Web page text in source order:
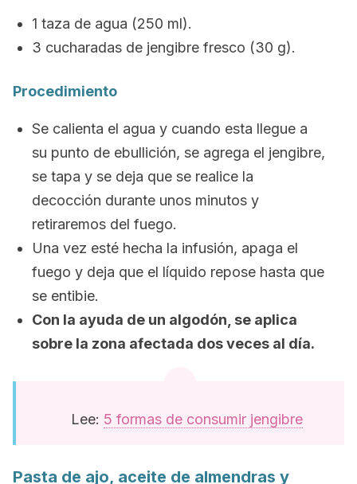
1 taza de agua (250 ml).
3 cucharadas de jengibre fresco (30 g).
Procedimiento
Se calienta el agua y cuando esta llegue a
su punto de ebullición, se agrega el jengibre,
se tapa y se deja que se realice la
decocción durante unos minutos y
retiraremos del fuego.
Una vez esté hecha la infusión, apaga el
fuego y deja que el líquido repose hasta que
se entibie.
Con la ayuda de un algodón, se aplica
sobre la zona afectada dos veces al día.
Lee: 5 formas de consumir jengibre
Pasta de ajo, aceite de almendras y